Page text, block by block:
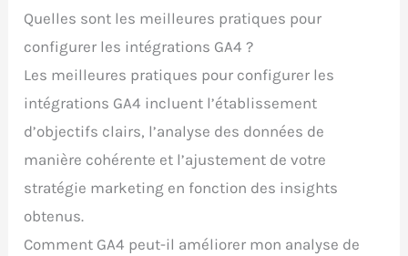
Quelles sont les meilleures pratiques pour
configurer les intégrations GA4 ?
Les meilleures pratiques pour configurer les
intégrations GA4 incluent l’établissement
d’objectifs clairs, l’analyse des données de
manière cohérente et l’ajustement de votre
stratégie marketing en fonction des insights
obtenus.
Comment GA4 peut-il améliorer mon analyse de